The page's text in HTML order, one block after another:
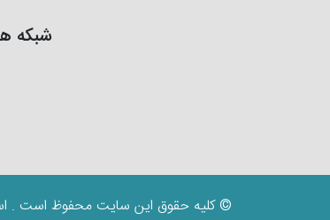
شبکه
© کلیه حقوق این سایت محفوظ است .